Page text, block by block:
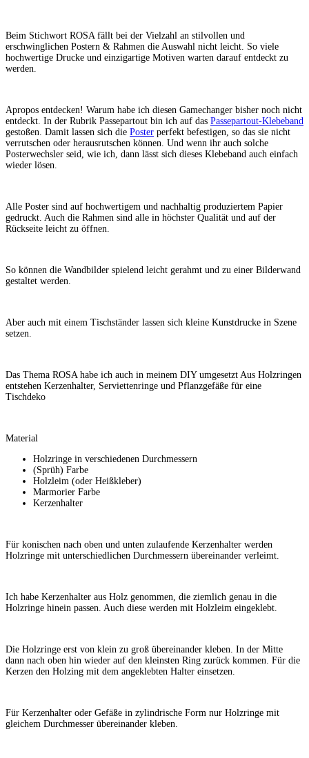
Beim Stichwort ROSA fällt bei der Vielzahl an stilvollen und
erschwinglichen Postern & Rahmen die Auswahl nicht leicht. So viele
hochwertige Drucke und einzigartige Motiven warten darauf entdeckt zu
werden.
Apropos entdecken! Warum habe ich diesen Gamechanger bisher noch nicht
entdeckt. In der Rubrik Passepartout bin ich auf das Passepartout-Klebeband
gestoßen. Damit lassen sich die Poster perfekt befestigen, so das sie nicht
verrutschen oder herausrutschen können. Und wenn ihr auch solche
Posterwechsler seid, wie ich, dann lässt sich dieses Klebeband auch einfach
wieder lösen.
Alle Poster sind auf hochwertigem und nachhaltig produziertem Papier
gedruckt. Auch die Rahmen sind alle in höchster Qualität und auf der
Rückseite leicht zu öffnen.
So können die Wandbilder spielend leicht gerahmt und zu einer Bilderwand
gestaltet werden.
Aber auch mit einem Tischständer lassen sich kleine Kunstdrucke in Szene
setzen.
Das Thema ROSA habe ich auch in meinem DIY umgesetzt Aus Holzringen
entstehen Kerzenhalter, Serviettenringe und Pflanzgefäße für eine
Tischdeko
Material
Holzringe in verschiedenen Durchmessern
(Sprüh) Farbe
Holzleim (oder Heißkleber)
Marmorier Farbe
Kerzenhalter
Für konischen nach oben und unten zulaufende Kerzenhalter werden
Holzringe mit unterschiedlichen Durchmessern übereinander verleimt.
Ich habe Kerzenhalter aus Holz genommen, die ziemlich genau in die
Holzringe hinein passen. Auch diese werden mit Holzleim eingeklebt.
Die Holzringe erst von klein zu groß übereinander kleben. In der Mitte
dann nach oben hin wieder auf den kleinsten Ring zurück kommen. Für die
Kerzen den Holzing mit dem angeklebten Halter einsetzen.
Für Kerzenhalter oder Gefäße in zylindrische Form nur Holzringe mit
gleichem Durchmesser übereinander kleben.